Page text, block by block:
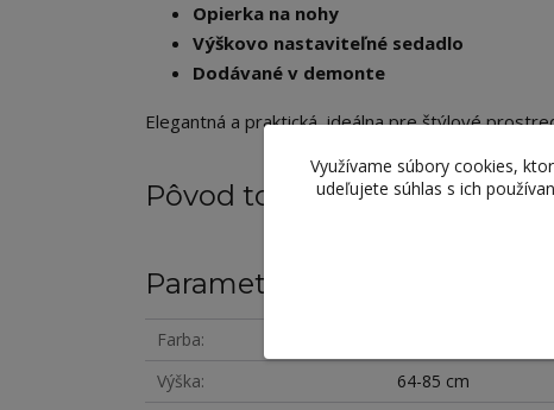
Opierka na nohy
Výškovo nastaviteľné sedadlo
Dodávané v demonte
Elegantná a praktická, ideálna pre štýlové
Pôvod tovaru
Parametre
Farba
Výška
64-85 cm
Využívame súbory cookies,
udeľujete súhlas s ich